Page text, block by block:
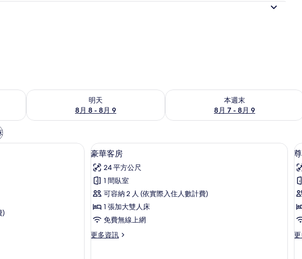
明天
8月 8 - 8月 9
查看明天 (8月 8 - 8月 9) 的供應情況
本週末
8月 7 - 8月 9
查看本週末 (8月 7 - 8月 9) 的供應情況
Triple | 高級寢具、記憶床墊、筆電工作空間、遮光布/窗簾
)
顯
示
豪
華
客
房
所
豪華客房 | 高級寢具、記憶床墊、筆電
50
豪華客房
24 平方公尺
1 間臥室
可容納 2 人 (依實際入住人數計費)
1 張加大雙人床
免費無線上網
更多資訊
更
客
更